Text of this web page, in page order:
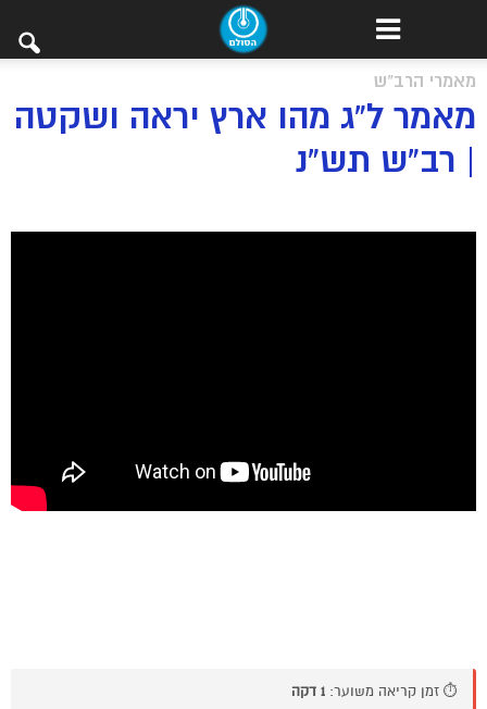
מאמרי הרב"ש
מאמר ל”ג מהו ארץ יראה ושקטה
| רב”ש תש”נ
⏱️ זמן קריאה משוער: 1 דקה